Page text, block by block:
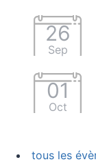
26
Sep
01
Oct
tous les